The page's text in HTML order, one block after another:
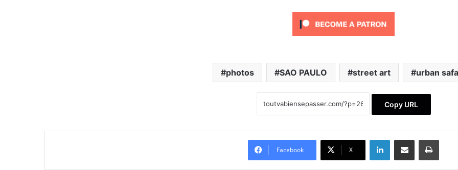
photos SAO PAULO street art urban
Copy URL
Facebook X
LinkedinPartager par email